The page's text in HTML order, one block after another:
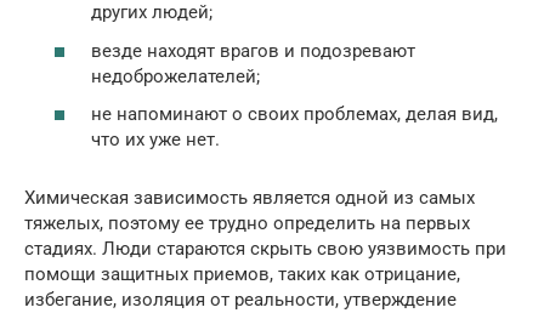
других людей;
везде находят врагов и подозревают
недоброжелателей;
не напоминают о своих проблемах, делая вид,
что их уже нет.
Химическая зависимость является одной из самых
тяжелых, поэтому ее трудно определить на первых
стадиях. Люди стараются скрыть свою уязвимость при
помощи защитных приемов, таких как отрицание,
избегание, изоляция от реальности, утверждение